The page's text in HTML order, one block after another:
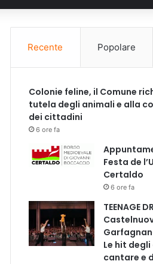
Recente Popolare
Colonie feline, il Comune
tutela degli animali e alla
dei cittadini
6 ore fa
Festa de
Certaldo
6 ore fa
TEENAGE
Le hit
cantare e